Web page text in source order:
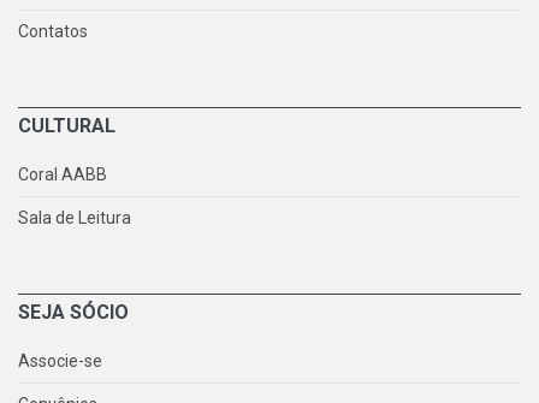
Contatos
CULTURAL
Coral AABB
Sala de Leitura
SEJA SÓCIO
Associe-se